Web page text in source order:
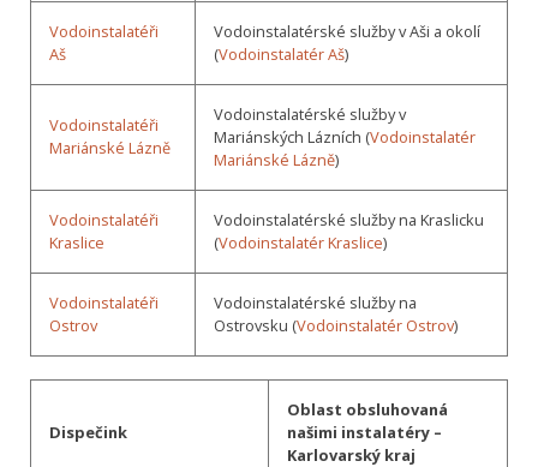
Vodoinstalatéři
Aš
Vodoinstalatérské služby v Aši a okolí
(Vodoinstalatér Aš)
Vodoinstalatéři
Mariánské Lázně
Vodoinstalatérské služby v
Mariánských Lázních (Vodoinstalatér
Mariánské Lázně)
Vodoinstalatéři
Kraslice
Vodoinstalatérské služby na Kraslicku
(Vodoinstalatér Kraslice)
Vodoinstalatéři
Ostrov
Vodoinstalatérské služby na
Ostrovsku (Vodoinstalatér Ostrov)
Dispečink
Oblast obsluhovaná
našimi instalatéry –
Karlovarský kraj